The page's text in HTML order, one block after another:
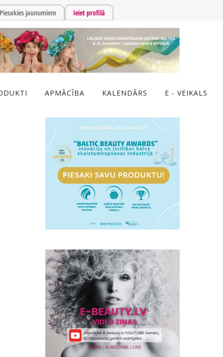
Piesakies jaunumiem Ieiet profilā
APMĀCĪBA KALENDĀRS E - VEIKALS